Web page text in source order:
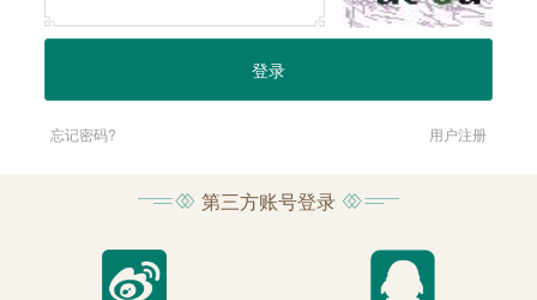
忘记密码? 用户注册
第三方账号登录